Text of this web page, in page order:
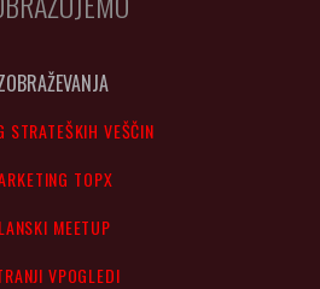
STRATEŠKIH VEŠČIN
TOPX
MEETUP
VPOGLEDI